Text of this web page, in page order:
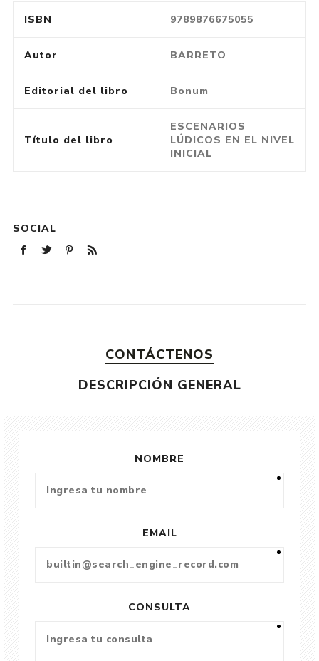
ISBN 9789876675055
Autor BARRETO
Editorial del libro Bonum
Título del libro
ESCENARIOS
LÚDICOS EN EL NIVEL
INICIAL
SOCIAL
CONTÁCTENOS
DESCRIPCIÓN GENERAL
NOMBRE
EMAIL
CONSULTA